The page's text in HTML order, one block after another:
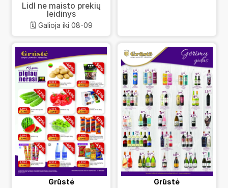
Lidl ne maisto prekių
leidinys
🗓️ Galioja iki 08-09
Grūstė Grūstė